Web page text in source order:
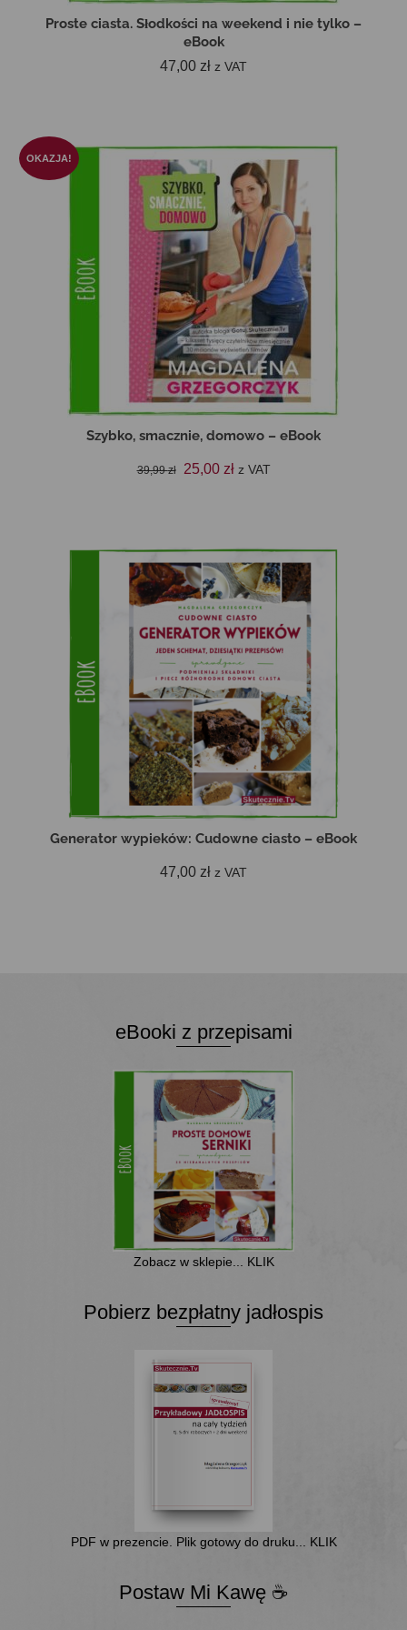
Proste ciasta. Słodkości na weekend i nie tylko –
eBook
47,00 zł z VAT
OKAZJA!
Szybko, smacznie, domowo – eBook
39,99zł
Pierwotna
25,00 złAktualna
z VAT
Generator wypieków: Cudowne ciasto – eBook
47,00 zł z VAT
eBooki z przepisami
Zobacz w sklepie... KLIK
Pobierz bezpłatny jadłospis
PDF w prezencie. Plik gotowy do druku... KLIK
Postaw Mi Kawę ☕